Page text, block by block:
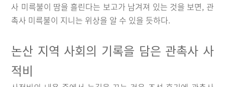
사 미륵불이 땀을 흘린다는 보고가 남겨져 있는 것을 보면, 관
촉사 미륵불이 지니는 위상을 알 수 있을 듯하다.
논산 지역 사회의 기록을 담은 관촉사 사
적비